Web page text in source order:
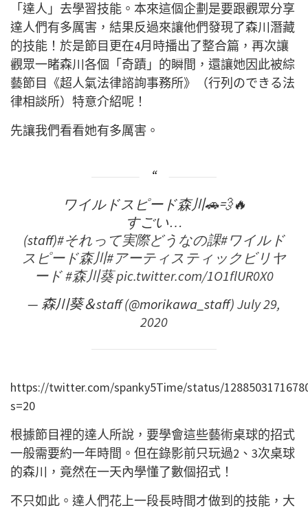
「達人」去學習技能。本來這個企劃是要跟觀眾分享
達人們有多厲害，結果反過來讓他們發現了森川潛藏
的技能！於是節目更在4月時播出了整合篇，再次讓
觀眾一睹森川各個「奇蹟」的瞬間，還讓她因此被綜
藝節目《超人氣法律諮詢事務所》（行列のできる法
律相談所）特意介紹呢！
先讓我們看看她有多厲害。
ワイルドスピード森川🚗💨🔥
すごい…
(staff)#それって実際どうなの課#ワイルド
スピード森川#アーティスティックビリヤ
ード#森川葵pic.twitter.com/1O1flUR0X0
— 森川葵＆staff (@morikawa_staff)July 29,
2020
https://twitter.com/spanky5Time/status/
s=20
根據節目裡的達人所說，要學會這些藝術桌球的招式
一般需要約一年時間。但在錄影前只玩過2、3次桌球
的森川，竟然在一天內學懂了數個招式！
不只如此。達人們花上一段長時間才做到的技能，大